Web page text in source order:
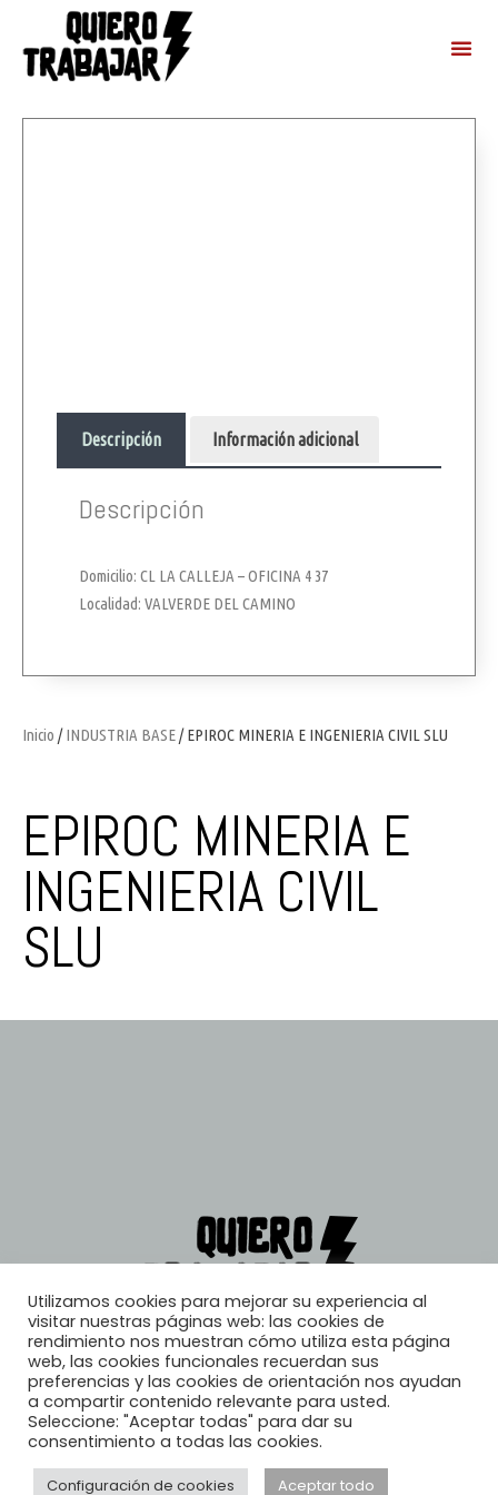
Inicio /INDUSTRIA BASE/ EPIROC MINERIA E INGENIERIA CIVIL SLU
EPIROC MINERIA E
INGENIERIA CIVIL
SLU
Descripción Información adicional
Descripción
Domicilio: CL LA CALLEJA – OFICINA 4 37
Localidad: VALVERDE DEL CAMINO
© 2026, Quiero Trabajar
Utilizamos cookies para mejorar su experiencia al
visitar nuestras páginas web: las cookies de
rendimiento nos muestran cómo utiliza esta página
web, las cookies funcionales recuerdan sus
preferencias y las cookies de orientación nos ayudan
a compartir contenido relevante para usted.
Seleccione: "Aceptar todas" para dar su
consentimiento a todas las cookies.
Configuración de cookies Aceptar todo